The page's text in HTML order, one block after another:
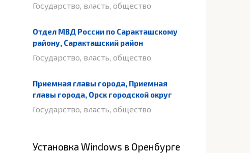
Государство, власть, общество
Отдел МВД России по Саракташскому
району, Саракташский район
Государство, власть, общество
Приемная главы города, Приемная
главы города, Орск городской округ
Государство, власть, общество
Установка Windows в Оренбурге